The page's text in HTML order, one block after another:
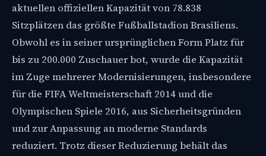
aktuellen offiziellen Kapazität von 78.838
Sitzplätzen das größte Fußballstadion Brasiliens.
Obwohl es in seiner ursprünglichen Form Platz für
bis zu 200.000 Zuschauer bot, wurde die Kapazität
im Zuge mehrerer Modernisierungen, insbesondere
für die FIFA Weltmeisterschaft 2014 und die
Olympischen Spiele 2016, aus Sicherheitsgründen
und zur Anpassung an moderne Standards
reduziert. Trotz dieser Reduzierung behält das